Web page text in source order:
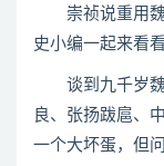
崇祯说重用魏
史小编一起来看
谈到九千岁魏
良、张扬跋扈、
一个大坏蛋，但